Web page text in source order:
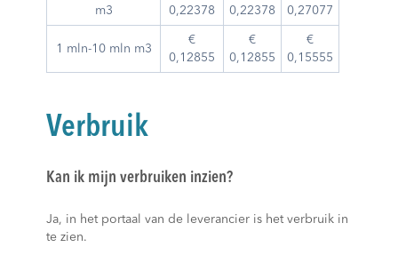
m3
0,22378
0,22378
0,27077
1 mln-10 mln m3
€
0,12855
€
0,12855
€
0,15555
Verbruik
Kan ik mijn verbruiken inzien?
Ja, in het portaal van de leverancier is het verbruik in
te zien.